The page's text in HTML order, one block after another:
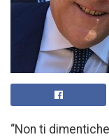
“Non ti